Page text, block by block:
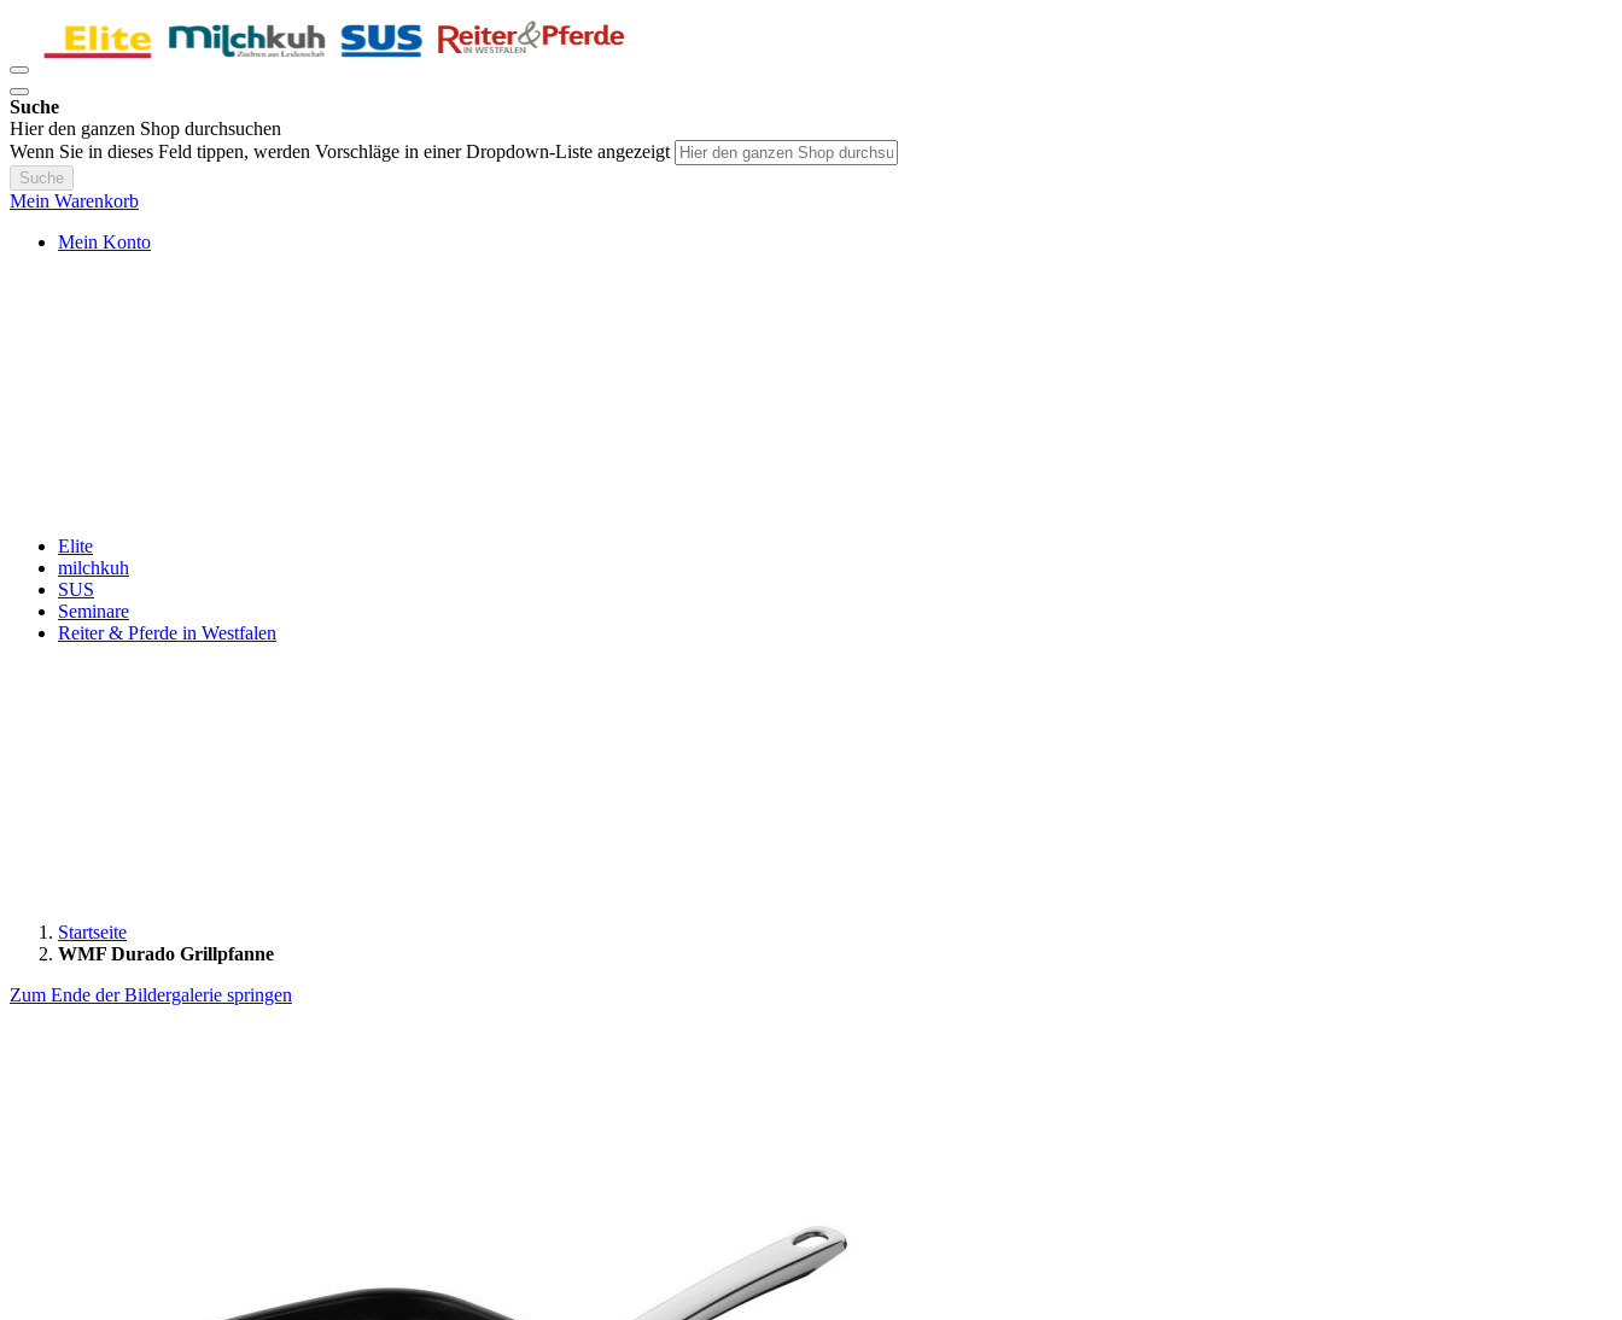
Suche
Hier den ganzen Shop durchsuchen
Wenn Sie in dieses Feld tippen, werden Vorschläge in einer Dropdown-Liste angezeigt
Suche
Mein Warenkorb
Mein Konto
Elite
milchkuh
SUS
Seminare
Reiter & Pferde in Westfalen
Startseite
WMF Durado Grillpfanne
Zum Ende der Bildergalerie springen